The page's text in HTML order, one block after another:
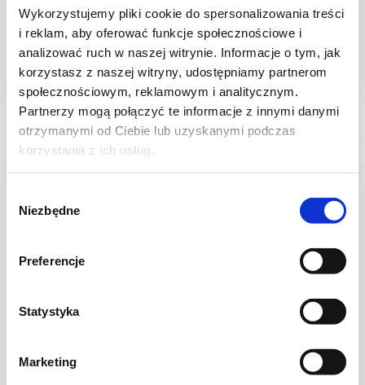
Wykorzystujemy pliki cookie do spersonalizowania treści
i reklam, aby oferować funkcje społecznościowe i
analizować ruch w naszej witrynie. Informacje o tym, jak
korzystasz z naszej witryny, udostępniamy partnerom
społecznościowym, reklamowym i analitycznym.
Partnerzy mogą połączyć te informacje z innymi danymi
otrzymanymi od Ciebie lub uzyskanymi podczas
korzystania z ich usług.
zgody
Niezbędne
Preferencje
Statystyka
Marketing
30 min. 1531 kcal 8
CIASTA I TORTY